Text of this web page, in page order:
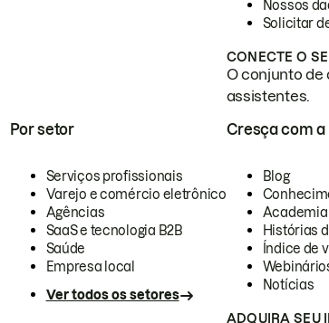
Nossos
Solicitar
CONECTE O
O conjunto de
assistentes.
Por setor
Serviços profissionais
Varejo e comércio eletrônico
Agências
SaaS e tecnologia B2B
Saúde
Empresa local
Ver todos os setores
Cresça com a
Blog
Academia
Histórias
Índice de
Notícias
ADQUIRA SEU